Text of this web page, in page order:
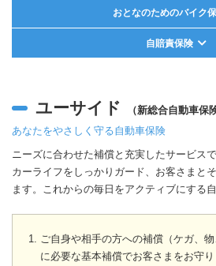
おとなのためのバイク
自賠責保険
ユーサイド
（新総合自動車保険
あなたをやさしく守る自動車保険
ニーズに合わせた補償と充実したサービス
カーライフをしっかりガード、お客さまと
ます。これからの毎日をアクティブにする
ご自身や相手の方への補償（ケガ、
に必要な基本補償でお客さまをお守